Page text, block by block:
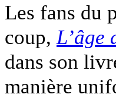
Les fans du
coup,L’âge
dans son
manière